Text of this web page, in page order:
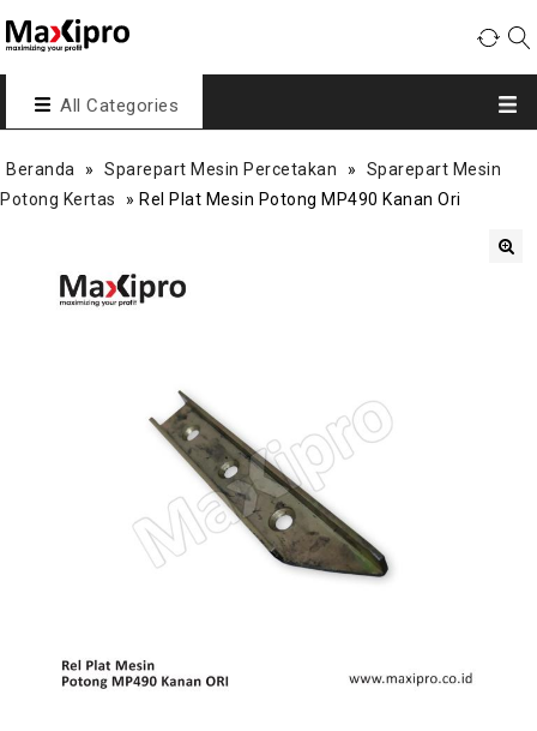
All Categories
Beranda » Sparepart Mesin Percetakan »
Sparepart Mesin
Potong Kertas
» Rel Plat Mesin Potong MP490 Kanan Ori